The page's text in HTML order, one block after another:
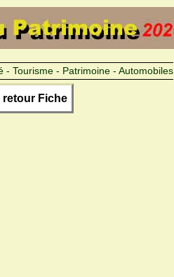
- Tourisme - Patrimoine - Automobiles
retour Fiche